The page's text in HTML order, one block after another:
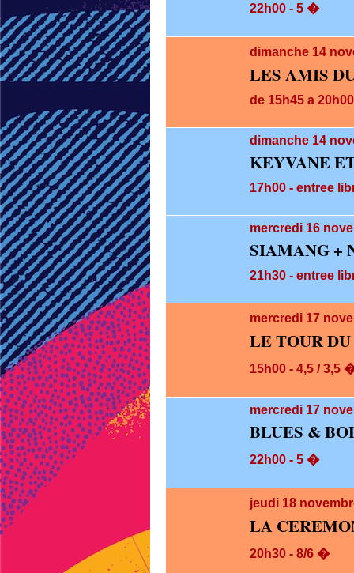
22h00 - 5 �
dimanche 14
LES AMIS
de 15h45 a
dimanche 14
KEYVANE
17h00 - entree
mercredi 16
SIAMANG +
21h30 - entree
mercredi 17
LE TOUR
15h00 - 4,5 / 3,5
mercredi 17
BLUES &
22h00 - 5 �
jeudi 18
LA
20h30 - 8/6 �